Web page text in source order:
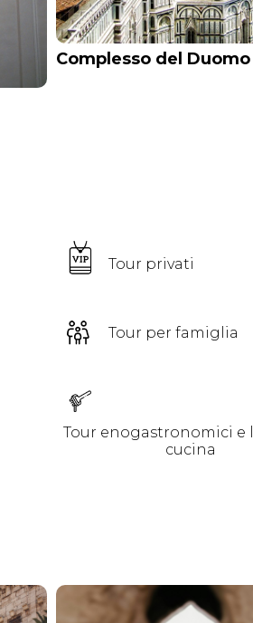
Complesso del Duomo
Tour privati
Tour per famiglia
Tour enogastronomici e
cucina